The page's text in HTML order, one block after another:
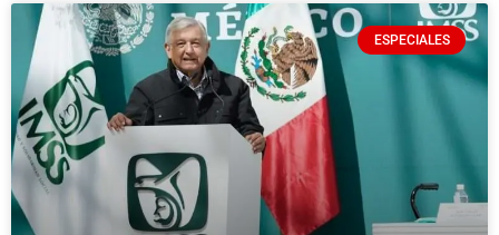
ESPECIALES